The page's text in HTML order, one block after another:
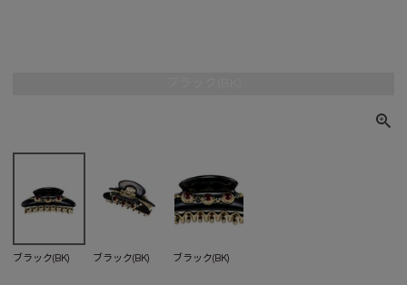
ブラック(BK) ブラック(BK) ブラック(BK)